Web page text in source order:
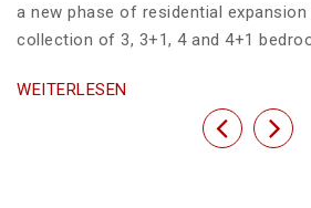
a new phase of residential
collection of 3, 3+1, 4 and 4+1
WEITERLESEN